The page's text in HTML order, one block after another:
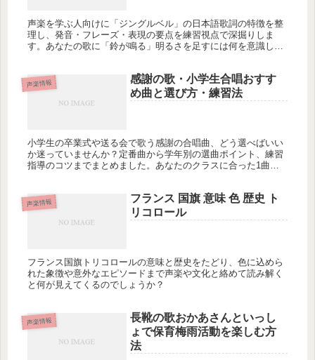
声楽を学ぶ人向けに「ジングルベル」の日本語歌詞の特徴を整
理し、発音・フレーズ・表現の要点を練習視点で深掘りしま
す。あなたの歌に「鈴が鳴る」明るさを足すには何を意識しま
声楽情報
感謝の歌・小学生合唱おすす
め曲と選び方・練習法
小学生の卒業式や送る会で歌う感謝の合唱曲、どう選べばいい
か迷っていませんか？定番曲から学年別の選曲ポイント、練習
指導のコツまでまとめました。あなたのクラスに合った1曲が
声楽情報
フランス 国旗 意味 色 歴史 ト
リコロール
フランス国旗トリコロールの意味と歴史をたどり、色に込めら
れた象徴や意外なエピソードまで声楽や文化と絡めて読み解く
と何が見えてくるのでしょうか？
声楽情報
長靴の歌おかあさんといっし
ょで保育梅雨活動を楽しむ方
法